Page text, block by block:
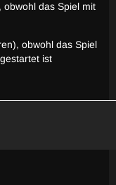
das Spiel mit
obwohl das Spiel
ist